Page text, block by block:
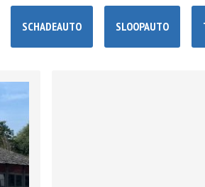
SCHADEAUTO SLOOPAUTO